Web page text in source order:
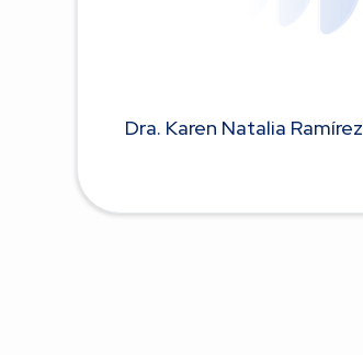
Dra. Karen Natalia Ramírez